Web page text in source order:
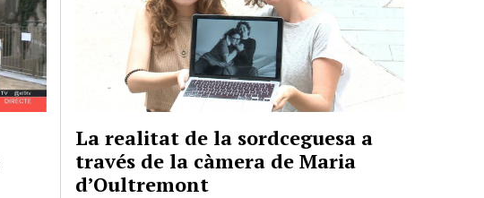
La realitat de la sordceguesa a
través de la càmera de Maria
d’Oultremont